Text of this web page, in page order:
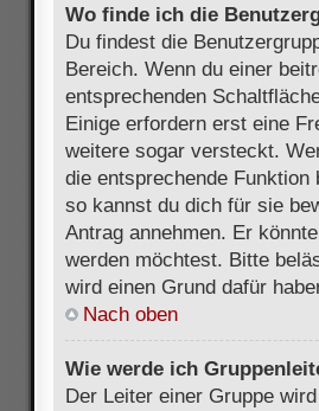
Wo finde ich die
Du findest die
Bereich. Wenn du einer
entsprechenden
Einige erfordern erst eine
weitere sogar versteckt.
die entsprechende
so kannst du dich für sie
Antrag annehmen. Er
werden möchtest. Bitte
wird einen Grund dafür
Nach oben
Wie werde ich
Der Leiter einer Gruppe